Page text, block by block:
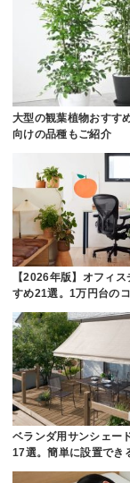
大型の観葉植物おすす
向けの品種もご紹介
【2026年版】オフィ
すめ21選。1万円台の
ベランダ用サンシェー
17選。簡単に設置でき